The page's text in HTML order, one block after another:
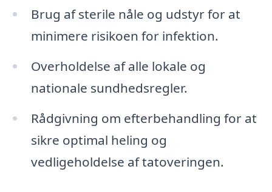
Brug af sterile nåle og udstyr for at
minimere risikoen for infektion.
Overholdelse af alle lokale og
nationale sundhedsregler.
Rådgivning om efterbehandling for at
sikre optimal heling og
vedligeholdelse af tatoveringen.